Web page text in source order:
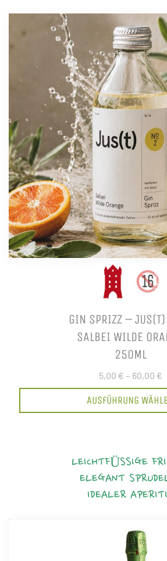
GIN SPRIZZ –
SALBEI WILDE
250ML
5,00 € – 60,00 €
AUSFÜHRUNG
LEICHTFÜSSIGE
ELEGANT
IDEALER